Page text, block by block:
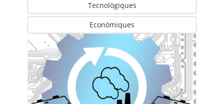
Tecnològiques
Econòmiques